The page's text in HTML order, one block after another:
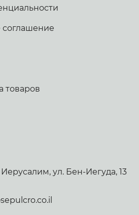
соглашение
товаров
ул. Бен-Иегуда, 13